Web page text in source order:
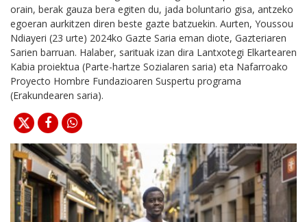
orain, berak gauza bera egiten du, jada boluntario gisa, antzeko
egoeran aurkitzen diren beste gazte batzuekin. Aurten, Youssou
Ndiayeri (23 urte) 2024ko Gazte Saria eman diote, Gazteriaren
Sarien barruan. Halaber, sarituak izan dira Lantxotegi Elkartearen
Kabia proiektua (Parte-hartze Sozialaren saria) eta Nafarroako
Proyecto Hombre Fundazioaren Suspertu programa
(Erakundearen saria).